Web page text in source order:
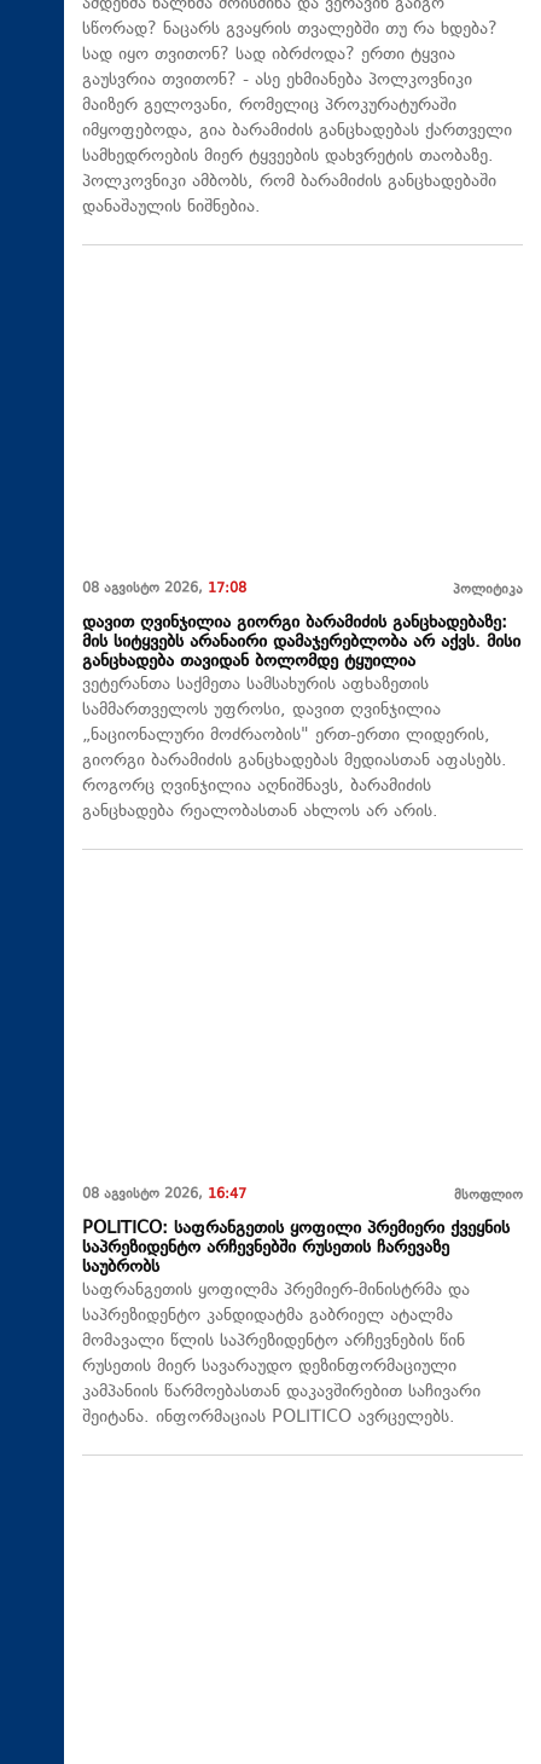
სწორად? ნაცარს გვაყრის თვალებში თუ რა ხდება?
სად იყო თვითონ? სად იბრძოდა? ერთი ტყვია
გაუსვრია თვითონ? - ასე ეხმიანება პოლკოვნიკი
მაიზერ გელოვანი, რომელიც პროკურატურაში
იმყოფებოდა, გია ბარამიძის განცხადებას ქართველი
სამხედროების მიერ ტყვეების დახვრეტის თაობაზე.
პოლკოვნიკი ამბობს, რომ ბარამიძის განცხადებაში
დანაშაულის ნიშნებია.
08 აგვისტო 2026, 17:08 პოლიტიკა
დავით ღვინჯილია გიორგი ბარამიძის განცხადებაზე:
მის სიტყვებს არანაირი დამაჯერებლობა არ აქვს. მისი
განცხადება თავიდან ბოლომდე ტყუილია
ვეტერანთა საქმეთა სამსახურის აფხაზეთის
სამმართველოს უფროსი, დავით ღვინჯილია
„ნაციონალური მოძრაობის" ერთ-ერთი ლიდერის,
გიორგი ბარამიძის განცხადებას მედიასთან აფასებს.
როგორც ღვინჯილია აღნიშნავს, ბარამიძის
განცხადება რეალობასთან ახლოს არ არის.
08 აგვისტო 2026, 16:47 მსოფლიო
POLITICO: საფრანგეთის ყოფილი პრემიერი ქვეყნის
საპრეზიდენტო არჩევნებში რუსეთის ჩარევაზე
საუბრობს
საფრანგეთის ყოფილმა პრემიერ-მინისტრმა და
საპრეზიდენტო კანდიდატმა გაბრიელ ატალმა
მომავალი წლის საპრეზიდენტო არჩევნების წინ
რუსეთის მიერ სავარაუდო დეზინფორმაციული
კამპანიის წარმოებასთან დაკავშირებით საჩივარი
შეიტანა. ინფორმაციას POLITICO ავრცელებს.